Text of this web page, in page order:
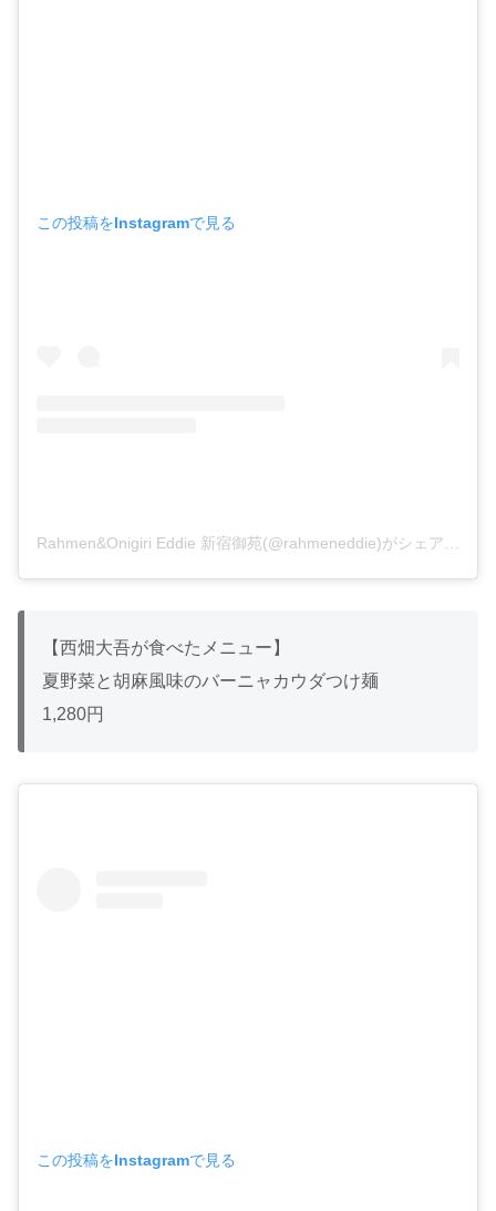
この投稿をInstagramで見る
【西畑大吾が食べたメニュー】
夏野菜と胡麻風味のバーニャカウダつけ麺
1,280円
この投稿をInstagramで見る